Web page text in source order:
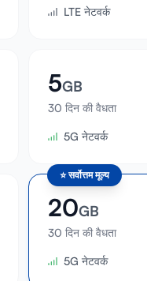
LTE नेटवर्क
5GB
30 दिन की वैधता
5G नेटवर्क
⭐सर्वोत्तम मूल्य
20GB
30 दिन की वैधता
5G नेटवर्क